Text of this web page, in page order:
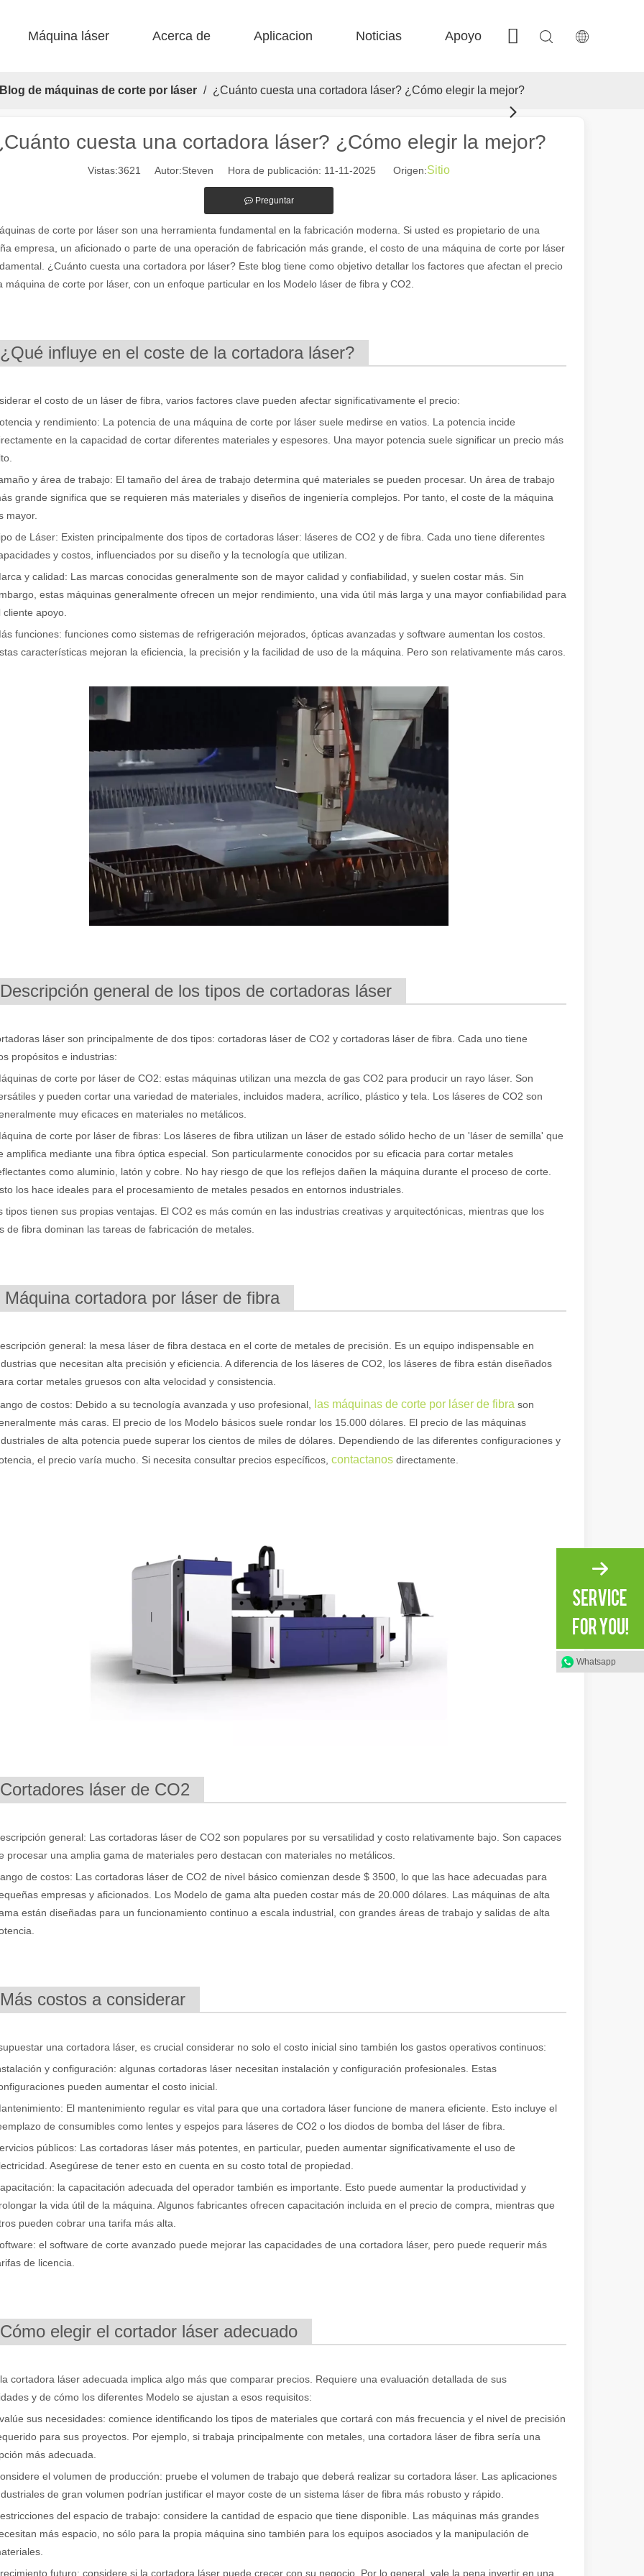
Máquina láser Acerca de Aplicacion Noticias Apoyo Contáctenos
Blog de máquinas de corte por láser / ¿Cuánto cuesta una cortadora láser? ¿Cómo elegir la mejor?
de las máquinas de marcado láser en la fabricación moderna y el paisaje industrial, las máquinas de marcado láser han surgido
a una audiencia internacional manteniendo el tono profesional e inspirador del original. Shining Across the Pacific: How Our
manufacturera en rápido desarrollo. Puede procesar una variedad de tubos metálicos con alta precisión y eficiencia. Esta
con su precisión y eficiencia superiores. Esta avanzada tecnología ofrece importantes ventajas sobre los métodos de soldadura
el corte por láser es un proceso de fabricación que utiliza un rayo láser enfocado de alta potencia para cortar material en formas y
en la fabricación moderna. Si usted es propietario de una pequeña empresa, un aficionado o parte de una operación de
eficiencia son de suma importancia. El dispositivo de soldadura láser destaca como la piedra angular de los procesos de unión de alta
cuesta una cortadora láser? ¿Cómo elegir la mejor?
Vistas:3621 Autor:Steven Hora de publicación: 11-11-2025 Origen:Sitio
Preguntar
de corte por láser son una herramienta fundamental en la fabricación moderna. Si usted es propietario de una
empresa, un aficionado o parte de una operación de fabricación más grande, el costo de una máquina de corte por láser
¿Cuánto cuesta una cortadora por láser? Este blog tiene como objetivo detallar los factores que afectan el precio
máquina de corte por láser, con un enfoque particular en los Modelo láser de fibra y CO2.
influye en el coste de la cortadora láser?
el costo de un láser de fibra, varios factores clave pueden afectar significativamente el precio:
y rendimiento: La potencia de una máquina de corte por láser suele medirse en vatios. La potencia incide
en la capacidad de cortar diferentes materiales y espesores. Una mayor potencia suele significar un precio más
y área de trabajo: El tamaño del área de trabajo determina qué materiales se pueden procesar. Un área de trabajo
grande significa que se requieren más materiales y diseños de ingeniería complejos. Por tanto, el coste de la máquina
mayor.
de Láser: Existen principalmente dos tipos de cortadoras láser: láseres de CO2 y de fibra. Cada uno tiene diferentes
y costos, influenciados por su diseño y la tecnología que utilizan.
y calidad: Las marcas conocidas generalmente son de mayor calidad y confiabilidad, y suelen costar más. Sin
estas máquinas generalmente ofrecen un mejor rendimiento, una vida útil más larga y una mayor confiabilidad para
cliente apoyo.
funciones: funciones como sistemas de refrigeración mejorados, ópticas avanzadas y software aumentan los costos.
características mejoran la eficiencia, la precisión y la facilidad de uso de la máquina. Pero son relativamente más caros.
general de los tipos de cortadoras láser
láser son principalmente de dos tipos: cortadoras láser de CO2 y cortadoras láser de fibra. Cada uno tiene
propósitos e industrias:
de corte por láser de CO2: estas máquinas utilizan una mezcla de gas CO2 para producir un rayo láser. Son
y pueden cortar una variedad de materiales, incluidos madera, acrílico, plástico y tela. Los láseres de CO2 son
muy eficaces en materiales no metálicos.
de corte por láser de fibras: Los láseres de fibra utilizan un láser de estado sólido hecho de un 'láser de semilla' que
amplifica mediante una fibra óptica especial. Son particularmente conocidos por su eficacia para cortar metales
como aluminio, latón y cobre. No hay riesgo de que los reflejos dañen la máquina durante el proceso de corte.
los hace ideales para el procesamiento de metales pesados ​​en entornos industriales.
tipos tienen sus propias ventajas. El CO2 es más común en las industrias creativas y arquitectónicas, mientras que los
de fibra dominan las tareas de fabricación de metales.
Máquina cortadora por láser de fibra
general: la mesa láser de fibra destaca en el corte de metales de precisión. Es un equipo indispensable en
que necesitan alta precisión y eficiencia. A diferencia de los láseres de CO2, los láseres de fibra están diseñados
cortar metales gruesos con alta velocidad y consistencia.
de costos: Debido a su tecnología avanzada y uso profesional, las máquinas de corte por láser de fibra son
más caras. El precio de los Modelo básicos suele rondar los 15.000 dólares. El precio de las máquinas
de alta potencia puede superar los cientos de miles de dólares. Dependiendo de las diferentes configuraciones y
el precio varía mucho. Si necesita consultar precios específicos, contactanos directamente.
láser de CO2
general: Las cortadoras láser de CO2 son populares por su versatilidad y costo relativamente bajo. Son capaces
procesar una amplia gama de materiales pero destacan con materiales no metálicos.
de costos: Las cortadoras láser de CO2 de nivel básico comienzan desde $ 3500, lo que las hace adecuadas para
empresas y aficionados. Los Modelo de gama alta pueden costar más de 20.000 dólares. Las máquinas de alta
están diseñadas para un funcionamiento continuo a escala industrial, con grandes áreas de trabajo y salidas de alta
costos a considerar
una cortadora láser, es crucial considerar no solo el costo inicial sino también los gastos operativos continuos:
y configuración: algunas cortadoras láser necesitan instalación y configuración profesionales. Estas
pueden aumentar el costo inicial.
El mantenimiento regular es vital para que una cortadora láser funcione de manera eficiente. Esto incluye el
de consumibles como lentes y espejos para láseres de CO2 o los diodos de bomba del láser de fibra.
públicos: Las cortadoras láser más potentes, en particular, pueden aumentar significativamente el uso de
Asegúrese de tener esto en cuenta en su costo total de propiedad.
la capacitación adecuada del operador también es importante. Esto puede aumentar la productividad y
la vida útil de la máquina. Algunos fabricantes ofrecen capacitación incluida en el precio de compra, mientras que
pueden cobrar una tarifa más alta.
el software de corte avanzado puede mejorar las capacidades de una cortadora láser, pero puede requerir más
de licencia.
elegir el cortador láser adecuado
cortadora láser adecuada implica algo más que comparar precios. Requiere una evaluación detallada de sus
y de cómo los diferentes Modelo se ajustan a esos requisitos:
sus necesidades: comience identificando los tipos de materiales que cortará con más frecuencia y el nivel de precisión
para sus proyectos. Por ejemplo, si trabaja principalmente con metales, una cortadora láser de fibra sería una
más adecuada.
el volumen de producción: pruebe el volumen de trabajo que deberá realizar su cortadora láser. Las aplicaciones
de gran volumen podrían justificar el mayor coste de un sistema láser de fibra más robusto y rápido.
del espacio de trabajo: considere la cantidad de espacio que tiene disponible. Las máquinas más grandes
más espacio, no sólo para la propia máquina sino también para los equipos asociados y la manipulación de
futuro: considere si la cortadora láser puede crecer con su negocio. Por lo general, vale la pena invertir en una
Whatsapp